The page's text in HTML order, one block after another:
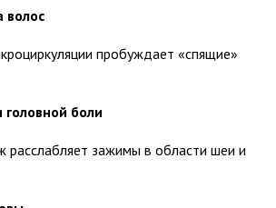
волос
пробуждает «спящие»
головной боли
расслабляет зажимы в области шеи и